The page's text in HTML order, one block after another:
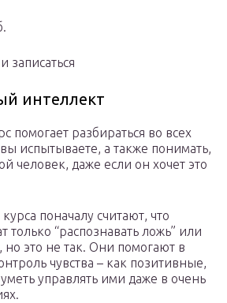
записаться
интеллект
помогает разбираться во всех
испытываете, а также понимать,
человек, даже если он хочет это
поначалу считают, что
только “распознавать ложь” или
но это не так. Они помогают в
чувства – как позитивные,
управлять ими даже в очень